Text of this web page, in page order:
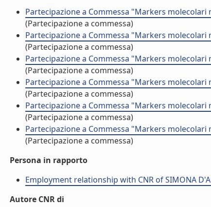
Partecipazione a Commessa "Markers molecolari
(Partecipazione a commessa)
Partecipazione a Commessa "Markers molecolari
(Partecipazione a commessa)
Partecipazione a Commessa "Markers molecolari
(Partecipazione a commessa)
Partecipazione a Commessa "Markers molecolari
(Partecipazione a commessa)
Partecipazione a Commessa "Markers molecolari
(Partecipazione a commessa)
Partecipazione a Commessa "Markers molecolari
(Partecipazione a commessa)
Persona in rapporto
Employment relationship with CNR of SIMONA
Autore CNR di